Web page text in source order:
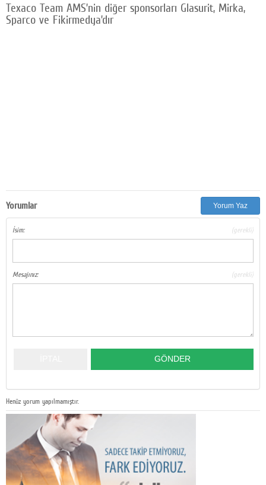
Texaco Team AMS’nin diğer sponsorları Glasurit, Mirka,
Sparco ve Fikirmedya’dır
Yorumlar Yorum Yaz
İsim: (gerekli)
Mesajınız: (gerekli)
Henüz yorum yapılmamıştır.